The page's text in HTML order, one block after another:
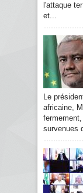
l'attaque
et...
Le
africaine,
survenues